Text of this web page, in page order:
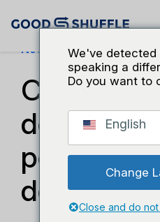
Noticias De Goodshuffle
Cómo la
de
potencia
de
We've detected
speaking a
Do you want to
English
Change
Close and do